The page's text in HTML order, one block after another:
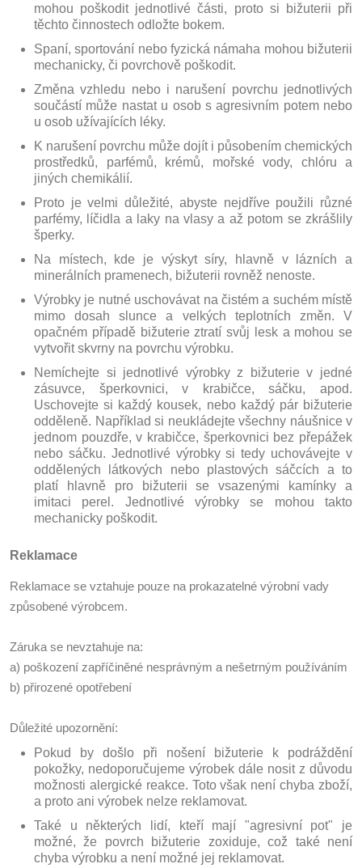
mohou poškodit jednotlivé části, proto si bižuterii při
těchto činnostech odložte bokem.
Spaní, sportování nebo fyzická námaha mohou bižuterii
mechanicky, či povrchově poškodit.
Změna vzhledu nebo i narušení povrchu jednotlivých
součástí může nastat u osob s agresivním potem nebo
u osob užívajících léky.
K narušení povrchu může dojít i působením chemických
prostředků, parfémů, krémů, mořské vody, chlóru a
jiných chemikálií.
Proto je velmi důležité, abyste nejdříve použili různé
parfémy, líčidla a laky na vlasy a až potom se zkrášlily
šperky.
Na místech, kde je výskyt síry, hlavně v lázních a
minerálních pramenech, bižuterii rovněž nenoste.
Výrobky je nutné uschovávat na čistém a suchém místě
mimo dosah slunce a velkých teplotních změn. V
opačném případě bižuterie ztratí svůj lesk a mohou se
vytvořit skvrny na povrchu výrobku.
Nemíchejte si jednotlivé výrobky z bižuterie v jedné
zásuvce, šperkovnici, v krabičce, sáčku, apod.
Uschovejte si každý kousek, nebo každý pár bižuterie
odděleně. Například si neukládejte všechny náušnice v
jednom pouzdře, v krabičce, šperkovnici bez přepážek
nebo sáčku. Jednotlivé výrobky si tedy uchovávejte v
oddělených látkových nebo plastových sáčcích a to
platí hlavně pro bižuterii se vsazenými kamínky a
imitaci perel. Jednotlivé výrobky se mohou takto
mechanicky poškodit.
Reklamace
Reklamace se vztahuje pouze na prokazatelné výrobní vady
způsobené výrobcem.
Záruka se nevztahuje na:
a) poškození zapříčiněné nesprávným a nešetrným používáním
b) přirozené opotřebení
Důležité upozornění:
Pokud by došlo při nošení bižuterie k podráždění
pokožky, nedoporučujeme výrobek dále nosit z důvodu
možnosti alergické reakce. Toto však není chyba zboží,
a proto ani výrobek nelze reklamovat.
Také u některých lidí, kteří mají "agresivní pot" je
možné, že povrch bižuterie zoxiduje, což také není
chyba výrobku a není možné jej reklamovat.